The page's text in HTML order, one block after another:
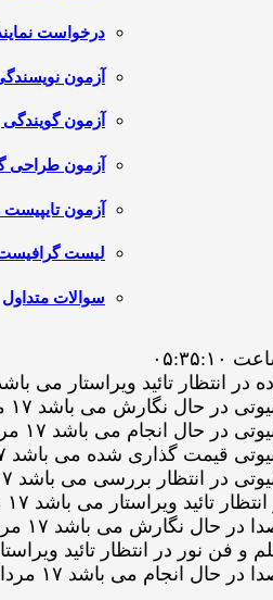
درخواست
آزمون
آزمون گویندگی
آزمون طراحی
آزمون تایپیست
لیست
سوالات متداول
می باشد ۱۷ مرداد 1405 ساعت
باشد ۱۷ مرداد 1405 ساعت ۰۰:۴۶:۵۱
باشد ۱۷ مرداد 1405 ساعت ۰۰:۳۹:۰۷
می باشد ۱۷ مرداد 1405 ساعت ۰۰:۳۷:۵۶
می باشد ۱۷ مرداد 1405 ساعت ۰۰:۳۷:۵۵
می باشد ۱۷ مرداد 1405 ساعت ۰۰:۱۵:۲۹
باشد ۱۷ مرداد 1405 ساعت ۰۰:۱۴:۲۵
تائید ویراستار می باشد ۱۷ مرداد 1405
۱۷ مرداد 1405 ساعت ۰۰:۱۲:۰۸